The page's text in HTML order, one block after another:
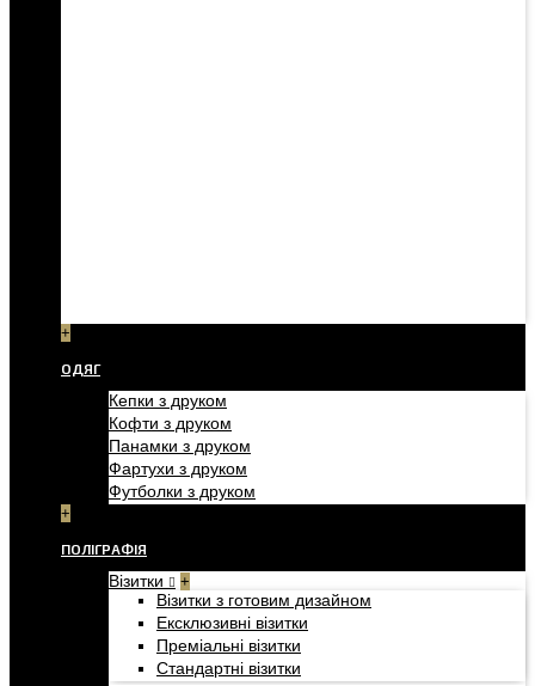
+
ОДЯГ
Кепки з друком
Кофти з друком
Панамки з друком
Фартухи з друком
Футболки з друком
+
ПОЛІГРАФІЯ
Візитки +
Візитки з готовим дизайном
Ексклюзивні візитки
Преміальні візитки
Стандартні візитки